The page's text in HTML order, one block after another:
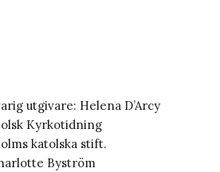
utgivare: Helena D’Arcy
Kyrkotidning
katolska stift.
Byström